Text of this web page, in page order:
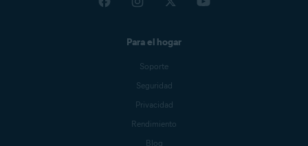
Para el hogar
Soporte
Seguridad
Privacidad
Rendimiento
Blog